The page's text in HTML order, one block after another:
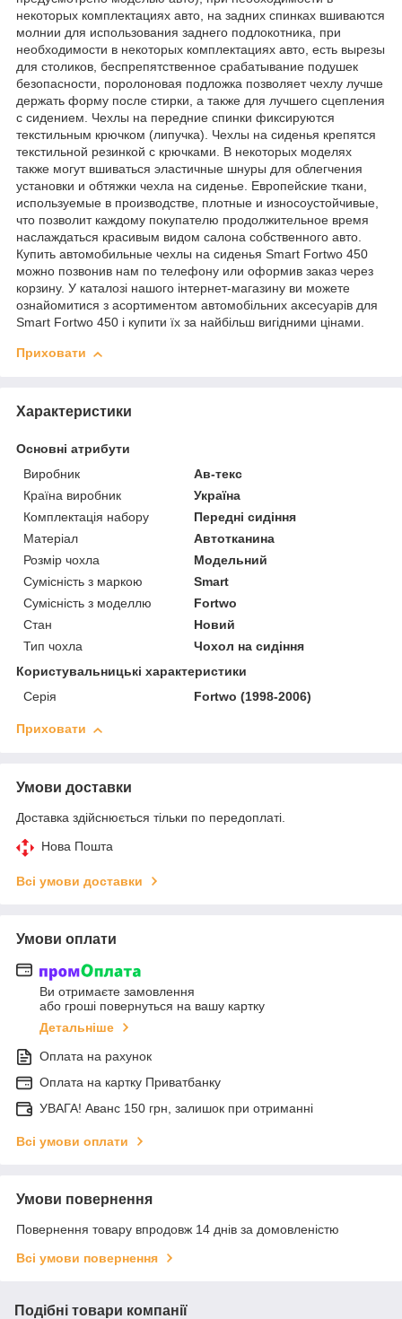
некоторых комплектациях авто, на задних спинках вшиваются
молнии для использования заднего подлокотника, при
необходимости в некоторых комплектациях авто, есть вырезы
для столиков, беспрепятственное срабатывание подушек
безопасности, поролоновая подложка позволяет чехлу лучше
держать форму после стирки, а также для лучшего сцепления
с сидением. Чехлы на передние спинки фиксируются
текстильным крючком (липучка). Чехлы на сиденья крепятся
текстильной резинкой с крючками. В некоторых моделях
также могут вшиваться эластичные шнуры для облегчения
установки и обтяжки чехла на сиденье. Европейские ткани,
используемые в производстве, плотные и износоустойчивые,
что позволит каждому покупателю продолжительное время
наслаждаться красивым видом салона собственного авто.
Купить автомобильные чехлы на сиденья Smart Fortwo 450
можно позвонив нам по телефону или оформив заказ через
корзину. У каталозі нашого інтернет-магазину ви можете
ознайомитися з асортиментом автомобільних аксесуарів для
Smart Fortwo 450 і купити їх за найбільш вигідними цінами.
Приховати
Характеристики
Основні атрибути
Виробник
Ав-текс
Країна виробник
Україна
Комплектація набору
Передні сидіння
Матеріал
Автотканина
Розмір чохла
Модельний
Сумісність з маркою
Smart
Сумісність з моделлю
Fortwo
Стан
Новий
Тип чохла
Чохол на сидіння
Користувальницькі характеристики
Серія
Fortwo (1998-2006)
Приховати
Умови доставки
Доставка здійснюється тільки по передоплаті.
Нова Пошта
Всі умови доставки
Умови оплати
Ви отримаєте замовлення
або гроші повернуться на вашу картку
Детальніше
Оплата на рахунок
Оплата на картку Приватбанку
УВАГА! Аванс 150 грн, залишок при отриманні
Всі умови оплати
Умови повернення
Повернення товару впродовж 14 днів за домовленістю
Всі умови повернення
Подібні товари компанії